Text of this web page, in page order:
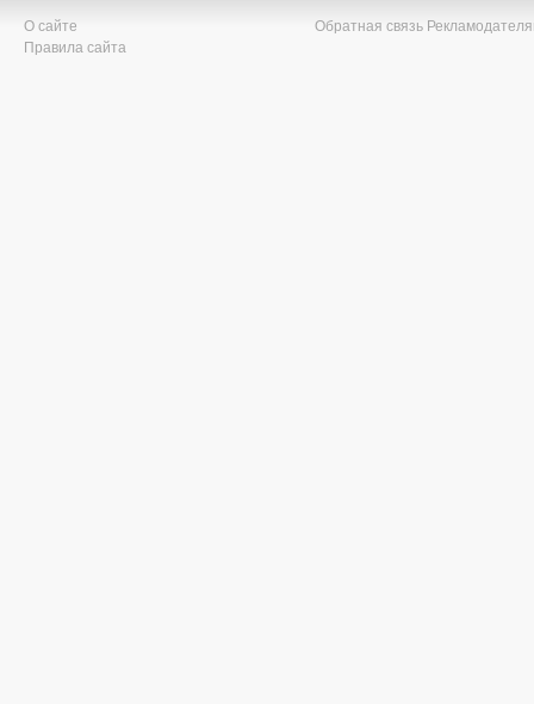
О сайте
Правила сайта
Обратная связь